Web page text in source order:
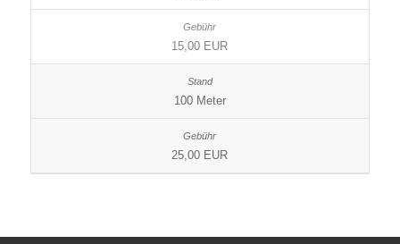
15,00 EUR
100 Meter
25,00 EUR